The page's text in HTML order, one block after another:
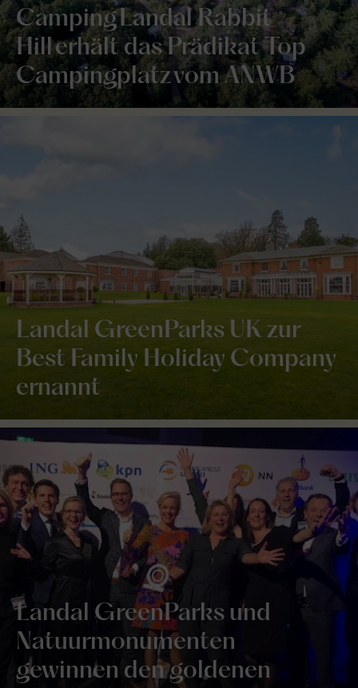
Camping Landal Rabbit
Hill erhält das Prädikat Top
Campingplatz vom ANWB
Landal GreenParks UK zur
Best Family Holiday Company
ernannt
Landal GreenParks und
Natuurmonumenten
gewinnen den goldenen